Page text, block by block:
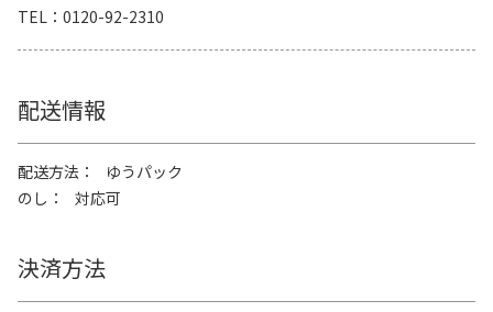
TEL
0120-92-2310
配送情報
配送方法
ゆうパック
のし
対応可
決済方法